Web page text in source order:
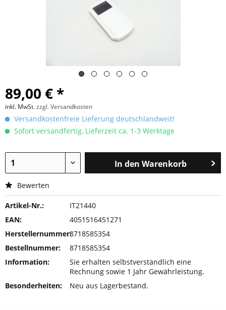
89,00 € *
inkl. MwSt.zzgl. Versandkosten
Versandkostenfreie Lieferung deutschlandweit!
Sofort versandfertig, Lieferzeit ca. 1-3 Werktage
In den Warenkorb
Bewerten
Artikel-Nr.:
IT21440
EAN:
4051516451271
Herstellernummer:8718585354
Bestellnummer:
8718585354
Information:
Sie erhalten selbstverständlich eine
Rechnung sowie 1 Jahr Gewährleistung.
Besonderheiten:
Neu aus Lagerbestand.